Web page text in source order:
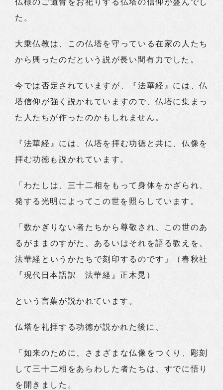
仏様のご遺骨をお祀りする仏塔の信仰が盛んでし
た。
大乗仏教は、この仏塔を守っている在家の人たち
から興ったのだという説が長い間有力でした。
今では否定されていますが、『法華経』には、仏
塔信仰が強く説かれていますので、仏塔に集まっ
た人たちが作ったのかもしれません。
『法華経』には、仏塔を拝む功徳と共に、仏像を
拝む功徳も説かれています。
「わたしは、三十二相をもって身体をかざられ、
発する光明によってこの世を照らしています。
「数かぎりない者たちから尊敬され、この世のあ
るがままのすがた、あるいはそれを語る教えを、
法華経というかたちで刻印するのです」（春秋社
『現代日本語訳 法華経』正木晃）
という言葉が説かれています。
仏塔を礼拝する功徳が説かれた後に、
「如来のために、さまざまな仏像をつくり、彫刻
して三十二相をあらわした者たちは、すでに悟り
を開きました。